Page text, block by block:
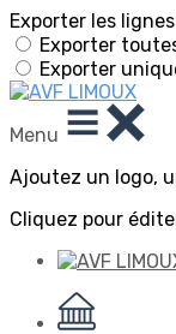
Exporter les
Exporter
Exporter
Menu
Ajoutez un logo,
Cliquez pour